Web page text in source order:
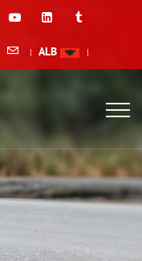
| ALB |